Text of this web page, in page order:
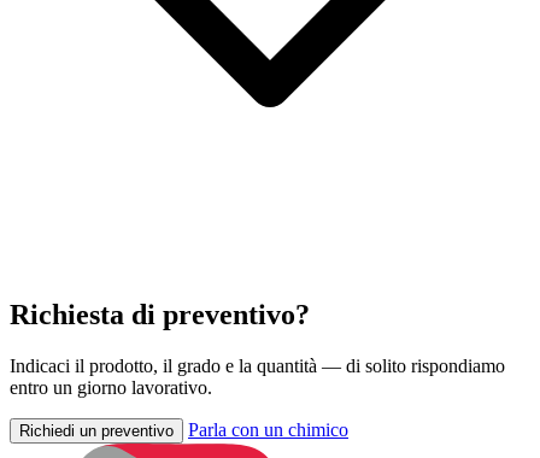
Richiesta di preventivo?
Indicaci il prodotto, il grado e la quantità — di solito rispondiamo
entro un giorno lavorativo.
Richiedi un preventivo Parla con un chimico